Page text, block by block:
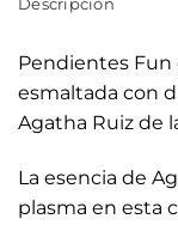
Descripción
Pendientes
esmaltada con
Agatha Ruiz de
La esencia de
plasma en esta